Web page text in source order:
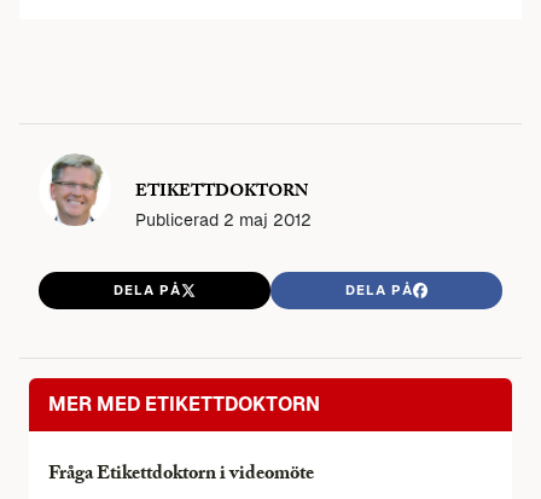
ETIKETTDOKTORN
Publicerad 2 maj 2012
DELA PÅ DELA PÅ
MER MED ETIKETTDOKTORN
Fråga Etikettdoktorn i videomöte